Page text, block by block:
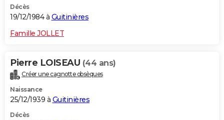
Décès
19/12/1984 à Guitinières
Famille JOLLET
Pierre LOISEAU (44 ans)
Créer une cagnotte obsèques
Naissance
25/12/1939 à Guitinières
Décès